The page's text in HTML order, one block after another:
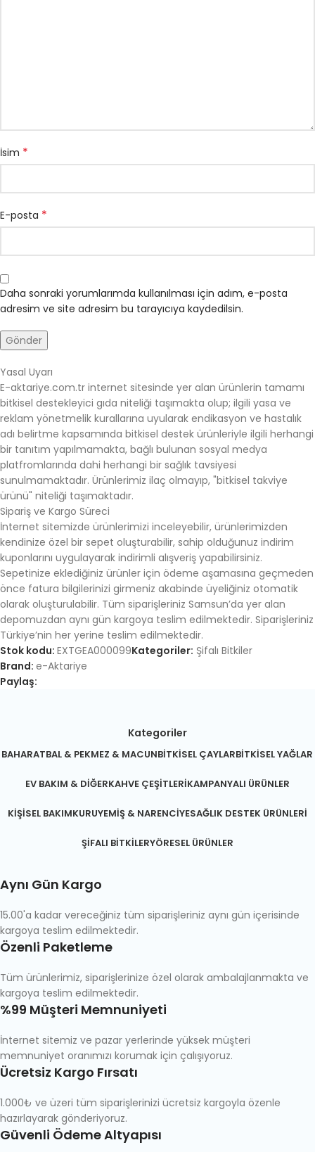
İsim *
E-posta *
Daha sonraki yorumlarımda kullanılması için adım, e-posta
adresim ve site adresim bu tarayıcıya kaydedilsin.
Yasal Uyarı
E-aktariye.com.tr internet sitesinde yer alan ürünlerin tamamı
bitkisel destekleyici gıda niteliği taşımakta olup; ilgili yasa ve
reklam yönetmelik kurallarına uyularak endikasyon ve hastalık
adı belirtme kapsamında bitkisel destek ürünleriyle ilgili herhangi
bir tanıtım yapılmamakta, bağlı bulunan sosyal medya
platfromlarında dahi herhangi bir sağlık tavsiyesi
sunulmamaktadır. Ürünlerimiz ilaç olmayıp, "bitkisel takviye
ürünü" niteliği taşımaktadır.
Sipariş ve Kargo Süreci
İnternet sitemizde ürünlerimizi inceleyebilir, ürünlerimizden
kendinize özel bir sepet oluşturabilir, sahip olduğunuz indirim
kuponlarını uygulayarak indirimli alışveriş yapabilirsiniz.
Sepetinize eklediğiniz ürünler için ödeme aşamasına geçmeden
önce fatura bilgilerinizi girmeniz akabinde üyeliğiniz otomatik
olarak oluşturulabilir. Tüm siparişleriniz Samsun’da yer alan
depomuzdan aynı gün kargoya teslim edilmektedir. Siparişleriniz
Türkiye’nin her yerine teslim edilmektedir.
Stok kodu: EXTGEA000099Kategoriler: Şifalı Bitkiler
Brand: e-Aktariye
Paylaş:
Kategoriler
BAHARATBAL & PEKMEZ & MACUNBITKISEL ÇAYLARBITKISEL YAĞLAR
EV BAKIM & DIĞERKAHVE ÇEŞITLERIKAMPANYALI ÜRÜNLER
KIŞISEL BAKIMKURUYEMIŞ & NARENCIYESAĞLIK DESTEK ÜRÜNLERI
ŞIFALI BITKILERYÖRESEL ÜRÜNLER
Aynı Gün Kargo
15.00'a kadar vereceğiniz tüm siparişleriniz aynı gün içerisinde
kargoya teslim edilmektedir.
Özenli Paketleme
Tüm ürünlerimiz, siparişlerinize özel olarak ambalajlanmakta ve
kargoya teslim edilmektedir.
%99 Müşteri Memnuniyeti
İnternet sitemiz ve pazar yerlerinde yüksek müşteri
memnuniyet oranımızı korumak için çalışıyoruz.
Ücretsiz Kargo Fırsatı
1.000₺ ve üzeri tüm siparişlerinizi ücretsiz kargoyla özenle
hazırlayarak gönderiyoruz.
Güvenli Ödeme Altyapısı